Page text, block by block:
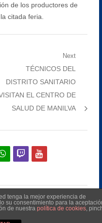
de los productores de
citada feria.
Next
Next
post:
TÉCNICOS DEL
DISTRITO SANITARIO
EL CENTRO DE
SALUD DE MANILVA
whatsapp
twitchyoutube
de Manilva
tenga la mejor experiencia de
su consentimiento para la
de nuestra política de cookies,